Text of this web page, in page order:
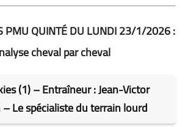
PMU QUINTÉ DU LUNDI 23/1/2026 :
cheval par cheval
(1) – Entraîneur : Jean-Victor
Le spécialiste du terrain lourd